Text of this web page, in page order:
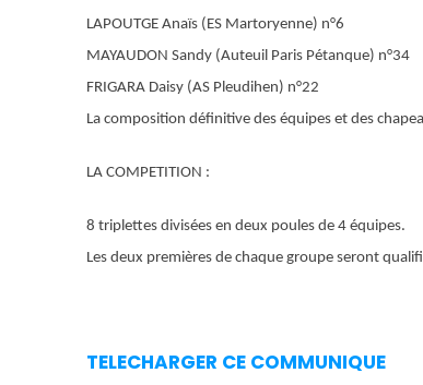
LAPOUTGE Anaïs (ES Martoryenne) n°6
MAYAUDON Sandy (Auteuil Paris Pétanque) n°34
FRIGARA Daisy (AS Pleudihen) n°22
La composition définitive des équipes et des
LA COMPETITION :
8 triplettes divisées en deux poules de 4 équipes.
Les deux premières de chaque groupe seront
TELECHARGER CE COMMUNIQUE